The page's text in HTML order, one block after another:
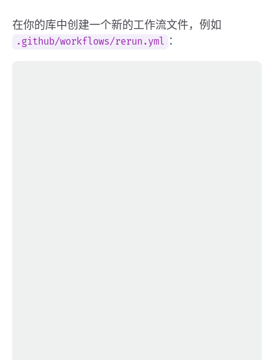
在你的库中创建一个新的工作流文件，例如
.github/workflows/rerun.yml ：